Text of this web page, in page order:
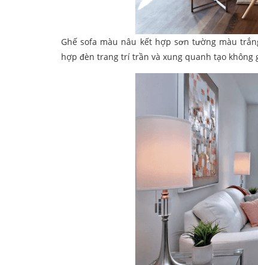
Ghế sofa màu nâu kết hợp sơn tường màu
hợp đèn trang trí trần và xung quanh tạo không